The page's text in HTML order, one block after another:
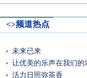
<>频道热点
未来已来
让优美的乐声在我们的
活力日照弥茶香